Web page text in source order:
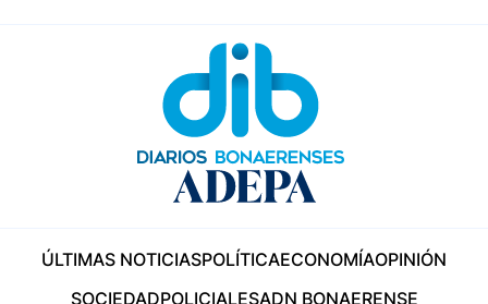
ÚLTIMAS NOTICIASPOLÍTICAECONOMÍAOPINIÓN
SOCIEDADPOLICIALESADN BONAERENSE